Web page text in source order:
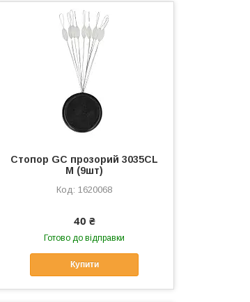
Стопор GC прозорий 3035CL
M (9шт)
1620068
40 ₴
Готово до відправки
Купити